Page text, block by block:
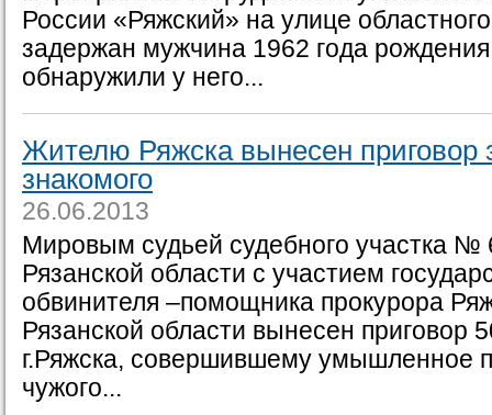
России «Ряжский» на улице
задержан мужчина 1962 года
обнаружили у него...
Жителю Ряжска вынесен приговор
знакомого
26.06.2013
Мировым судьей судебного участка №
Рязанской области с участием
обвинителя –помощника прокурора
Рязанской области вынесен приговор
г.Ряжска, совершившему умышленное
чужого...